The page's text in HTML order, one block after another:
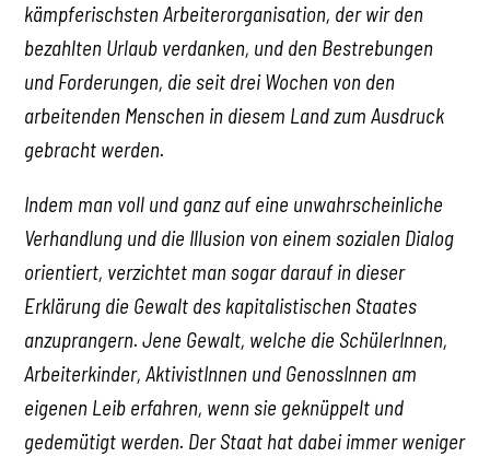
kämpferischsten Arbeiterorganisation, der wir den
bezahlten Urlaub verdanken, und den Bestrebungen
und Forderungen, die seit drei Wochen von den
arbeitenden Menschen in diesem Land zum Ausdruck
gebracht werden.
Indem man voll und ganz auf eine unwahrscheinliche
Verhandlung und die Illusion von einem sozialen Dialog
orientiert, verzichtet man sogar darauf in dieser
Erklärung die Gewalt des kapitalistischen Staates
anzuprangern. Jene Gewalt, welche die SchülerInnen,
Arbeiterkinder, AktivistInnen und GenossInnen am
eigenen Leib erfahren, wenn sie geknüppelt und
gedemütigt werden. Der Staat hat dabei immer weniger